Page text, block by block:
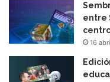
entre
16